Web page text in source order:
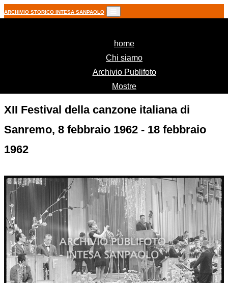
ARCHIVIO STORICO INTESA SANPAOLO
home(current)
Chi siamo
Archivio Publifoto
Mostre
XII Festival della canzone italiana di
Sanremo, 8 febbraio 1962 - 18 febbraio
1962